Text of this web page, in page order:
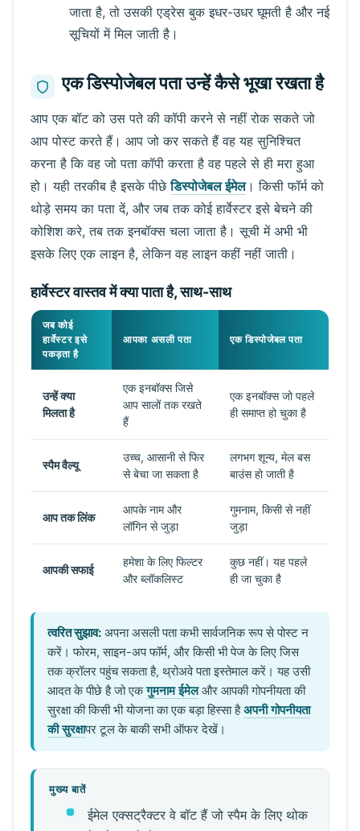
जाता है, तो उसकी एड्रेस बुक इधर-उधर घूमती है और नई
सूचियों में मिल जाती है।
एक डिस्पोजेबल पता उन्हें कैसे भूखा रखता है
आप एक बॉट को उस पते की कॉपी करने से नहीं रोक सकते जो
आप पोस्ट करते हैं। आप जो कर सकते हैं वह यह सुनिश्चित
करना है कि वह जो पता कॉपी करता है वह पहले से ही मरा हुआ
हो। यही तरकीब है इसके पीछेडिस्पोजेबल ईमेल। किसी फॉर्म को
थोड़े समय का पता दें, और जब तक कोई हार्वेस्टर इसे बेचने की
कोशिश करे, तब तक इनबॉक्स चला जाता है। सूची में अभी भी
इसके लिए एक लाइन है, लेकिन वह लाइन कहीं नहीं जाती।
हार्वेस्टर वास्तव में क्या पाता है, साथ-साथ
जब कोई
हार्वेस्टर इसे
पकड़ता है
आपका असली पता एक डिस्पोजेबल पता
उन्हें क्या
मिलता है
एक इनबॉक्स जिसे
आप सालों तक रखते
हैं
एक इनबॉक्स जो पहले
ही समाप्त हो चुका है
स्पैम वैल्यू
उच्च, आसानी से फिर
से बेचा जा सकता है
लगभग शून्य, मेल बस
बाउंस हो जाती है
आप तक लिंक
आपके नाम और
लॉगिन से जुड़ा
गुमनाम, किसी से नहीं
जुड़ा
आपकी सफाई
हमेशा के लिए फिल्टर
और ब्लॉकलिस्ट
कुछ नहीं। यह पहले
ही जा चुका है
त्वरित सुझाव: अपना असली पता कभी सार्वजनिक रूप से पोस्ट न
करें। फोरम, साइन-अप फॉर्म, और किसी भी पेज के लिए जिस
तक क्रॉलर पहुंच सकता है, थ्रोअवे पता इस्तेमाल करें। यह उसी
आदत के पीछे है जो एकगुमनाम ईमेलऔर आपकी गोपनीयता की
सुरक्षा की किसी भी योजना का एक बड़ा हिस्सा हैअपनी गोपनीयता
की सुरक्षापर टूल के बाकी सभी ऑफर देखें।
मुख्य बातें
ईमेल एक्सट्रैक्टर वे बॉट हैं जो स्पैम के लिए थोक